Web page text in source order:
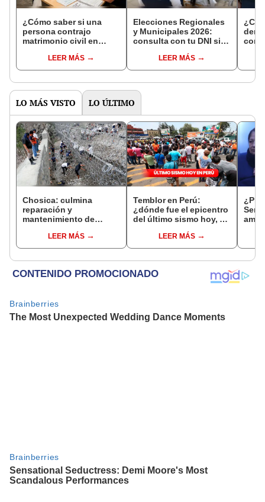
¿Cómo saber si una
persona contrajo
matrimonio civil en
LEER MÁS
Elecciones Regionales
y Municipales 2026:
consulta con tu DNI si
de mesa para este 4 de
octubre en el link oficial
LEER MÁS
con
LO MÁS VISTO LO ÚLTIMO
Chosica: culmina
reparación y
mantenimiento de
LEER MÁS
Temblor en Perú:
¿dónde fue el epicentro
del último sismo hoy, 3
LEER MÁS